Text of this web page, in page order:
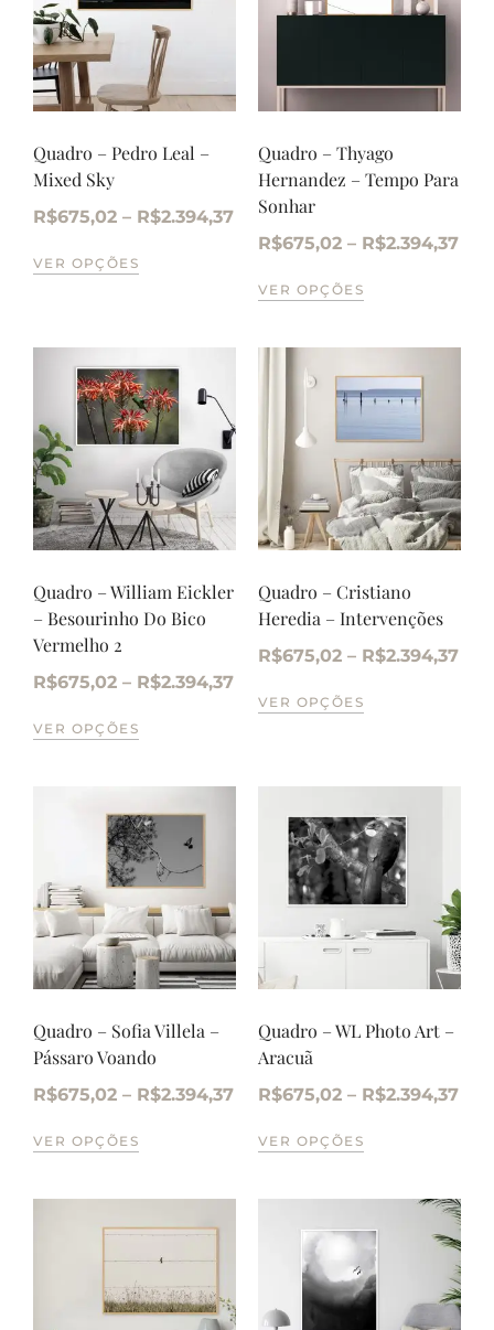
Quadro – Pedro Leal –
Mixed Sky
R$675,02 – R$2.394,37
VER OPÇÕES
Quadro – Thyago
Hernandez – Tempo Para
Sonhar
R$675,02 – R$2.394,37
VER OPÇÕES
Quadro – William Eickler
– Besourinho Do Bico
Vermelho 2
R$675,02 – R$2.394,37
VER OPÇÕES
Quadro – Cristiano
Heredia – Intervenções
R$675,02 – R$2.394,37
VER OPÇÕES
Quadro – Sofia Villela –
Pássaro Voando
R$675,02 – R$2.394,37
VER OPÇÕES
Quadro – WL Photo Art –
Aracuã
R$675,02 – R$2.394,37
VER OPÇÕES